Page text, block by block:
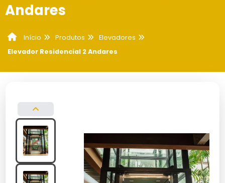
Andares
Início Produtos
Elevadores
Elevador Residencial 2 Andares